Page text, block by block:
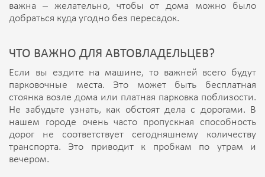
важна – желательно, чтобы от дома можно было
добраться куда угодно без пересадок.
ЧТО ВАЖНО ДЛЯ АВТОВЛАДЕЛЬЦЕВ?
Если вы ездите на машине, то важней всего будут
парковочные места. Это может быть бесплатная
стоянка возле дома или платная парковка поблизости.
Не забудьте узнать, как обстоят дела с дорогами. В
нашем городе очень часто пропускная способность
дорог не соответствует сегодняшнему количеству
транспорта. Это приводит к пробкам по утрам и
вечером.